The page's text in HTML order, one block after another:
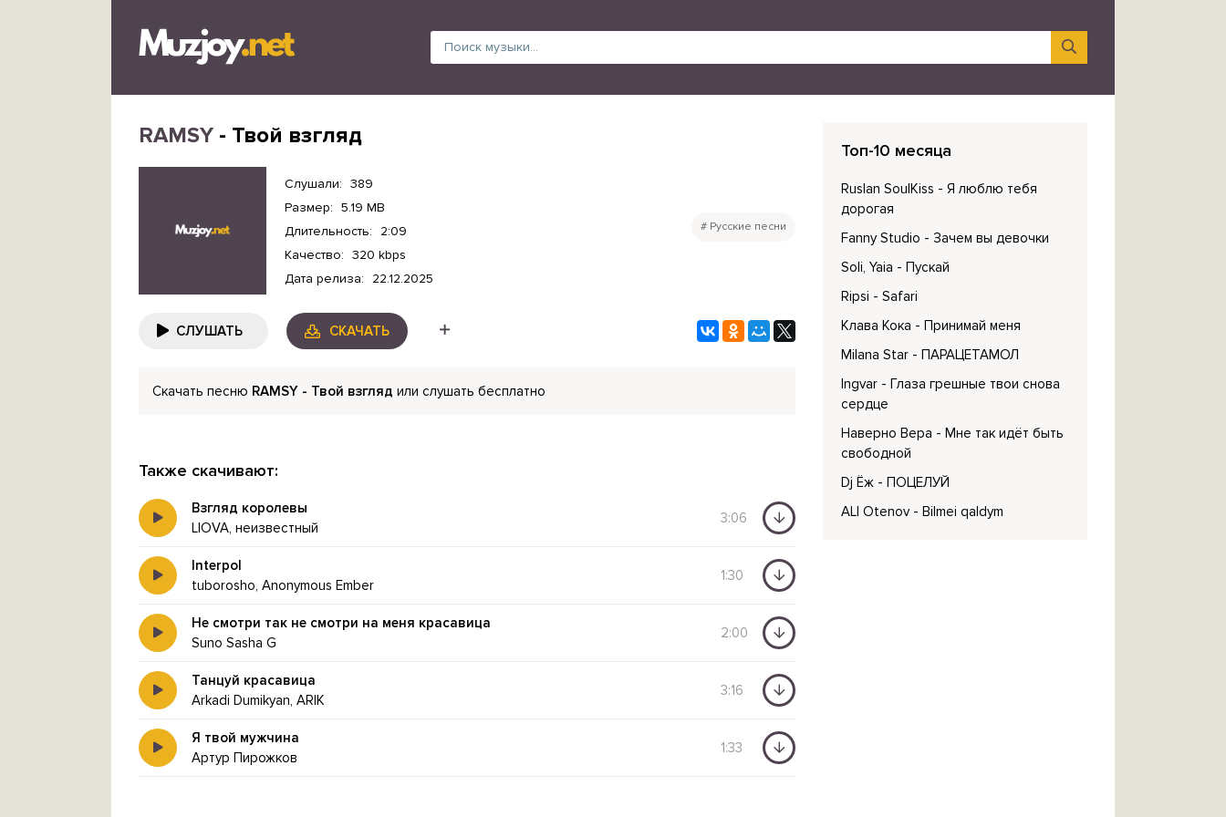
RAMSY - Твой взгляд
Слушали: 389
Размер: 5.19 MB
Длительность:
2:09
Качество: 320 kbps
Дата релиза:
22.12.2025
Русские песни
СЛУШАТЬ СКАЧАТЬ
Скачать песню RAMSY - Твой взгляд или слушать бесплатно
Также скачивают:
Взгляд королевы
LIOVA, неизвестный
3:06
Interpol
tuborosho, Anonymous Ember
1:30
Не смотри так не смотри на меня красавица
Suno Sasha G
2:00
Танцуй красавица
Arkadi Dumikyan, ARIK
3:16
Я твой мужчина
Артур Пирожков
1:33
Топ-10 месяца
Ruslan SoulKiss - Я люблю тебя
дорогая
Fanny Studio - Зачем вы девочки
Soli, Yaia - Пускай
Ripsi - Safari
Клава Кока - Принимай меня
Milana Star - ПАРАЦЕТАМОЛ
Ingvar - Глаза грешные твои снова
сердце
Наверно Вера - Мне так идёт быть
свободной
Dj Ёж - ПОЦЕЛУЙ
ALI Otenov - Bilmei qaldym